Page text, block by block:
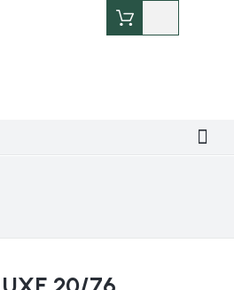
košík